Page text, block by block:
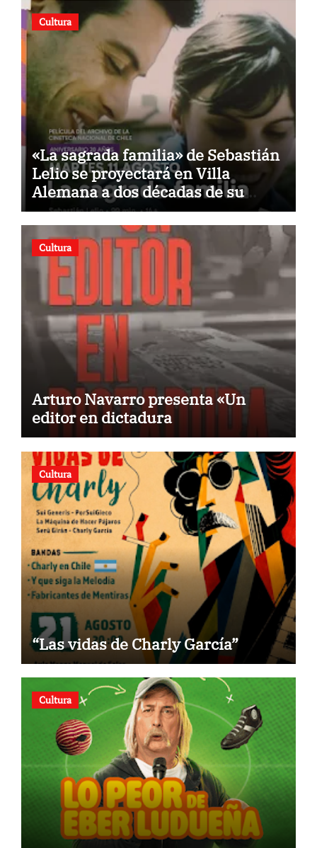
Cultura
«La sagrada familia» de Sebastián
Lelio se proyectará en Villa
Alemana a dos décadas de su
estreno
Cultura
Arturo Navarro presenta «Un
editor en dictadura
Cultura
“Las vidas de Charly García”
Cultura